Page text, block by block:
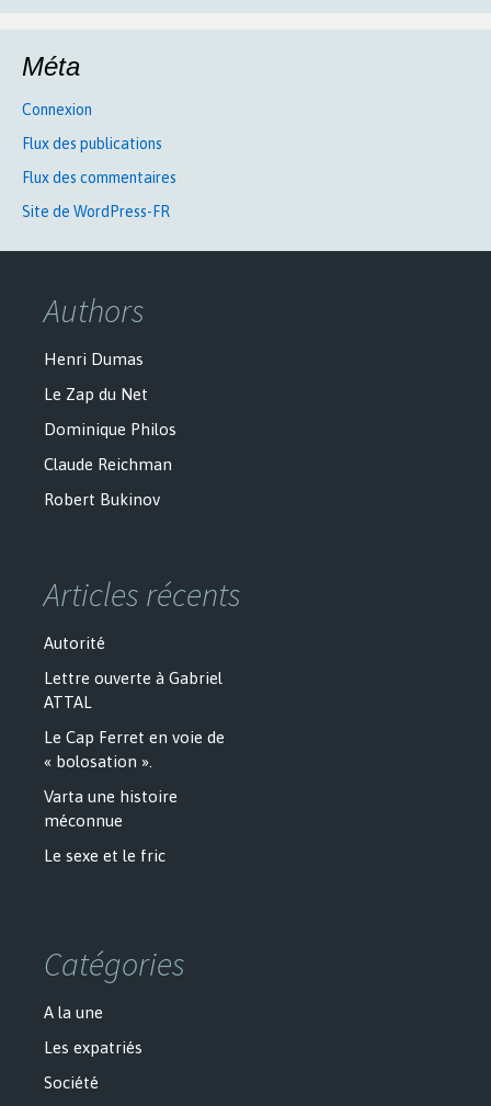
Méta
Connexion
Flux des publications
Flux des commentaires
Site de WordPress-FR
Authors
Henri Dumas
Le Zap du Net
Dominique Philos
Claude Reichman
Robert Bukinov
Articles récents
Autorité
Lettre ouverte à Gabriel
ATTAL
Le Cap Ferret en voie de
« bolosation ».
Varta une histoire
méconnue
Le sexe et le fric
Catégories
A la une
Les expatriés
Société